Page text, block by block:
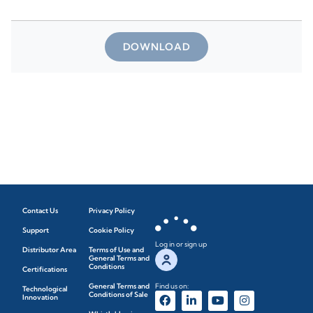
DOWNLOAD
Contact Us
Support
Distributor Area
Certifications
Technological
Innovation
Privacy Policy
Cookie Policy
Terms of Use and
General Terms and
Conditions
General Terms and
Conditions of Sale
Log in or sign up
Find us on: